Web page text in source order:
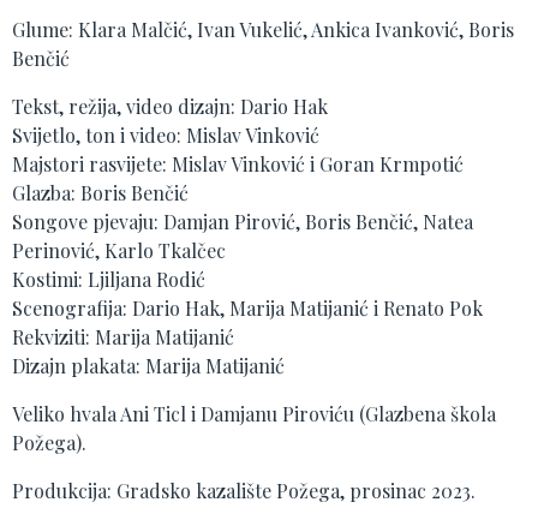
Glume: Klara Malčić, Ivan Vukelić, Ankica Ivanković, Boris
Benčić
Tekst, režija, video dizajn: Dario Hak
Svijetlo, ton i video: Mislav Vinković
Majstori rasvijete: Mislav Vinković i Goran Krmpotić
Glazba: Boris Benčić
Songove pjevaju: Damjan Pirović, Boris Benčić, Natea
Perinović, Karlo Tkalčec
Kostimi: Ljiljana Rodić
Scenografija: Dario Hak, Marija Matijanić i Renato Pok
Rekviziti: Marija Matijanić
Dizajn plakata: Marija Matijanić
Veliko hvala Ani Ticl i Damjanu Piroviću (Glazbena škola
Požega).
Produkcija: Gradsko kazalište Požega, prosinac 2023.